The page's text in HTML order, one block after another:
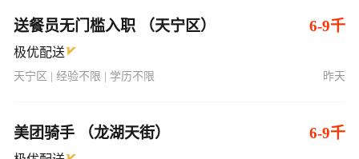
送餐员无门槛入职 （天宁区） 6-9千
极优配送
天宁区 | 经验不限 | 学历不限 昨天
美团骑手 （龙湖天街） 6-9千